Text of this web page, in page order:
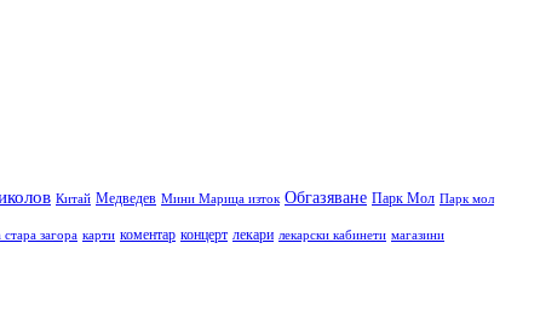
Китай Медведев Мини Марица изток Обгазяване Парк Мол Парк мол
стара загора карти коментар концерт лекари лекарски кабинети магазини